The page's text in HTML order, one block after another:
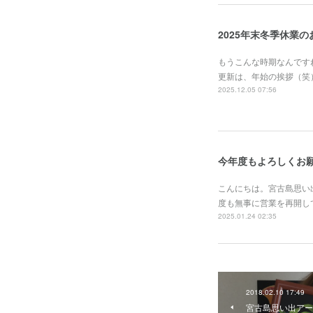
2025年末冬季休業の
もうこんな時期なんで
更新は、年始の挨拶（
2025.12.05 07:56
今年度もよろしくお
こんにちは。宮古島思
度も無事に営業を再開
2025.01.24 02:35
2018.02.10 17:49
宮古島思い出ア